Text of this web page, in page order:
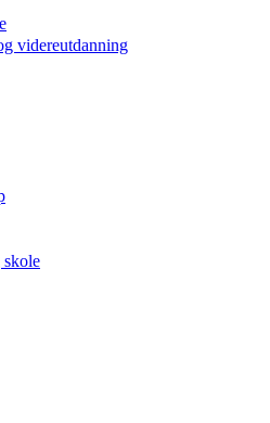
videreutdanning
skole